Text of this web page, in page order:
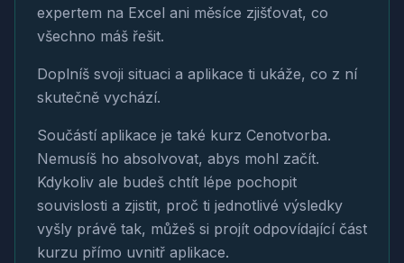
expertem na Excel ani měsíce zjišťovat, co
všechno máš řešit.
Doplníš svoji situaci a aplikace ti ukáže, co z ní
skutečně vychází.
Součástí aplikace je také kurz Cenotvorba.
Nemusíš ho absolvovat, abys mohl začít.
Kdykoliv ale budeš chtít lépe pochopit
souvislosti a zjistit, proč ti jednotlivé výsledky
vyšly právě tak, můžeš si projít odpovídající část
kurzu přímo uvnitř aplikace.